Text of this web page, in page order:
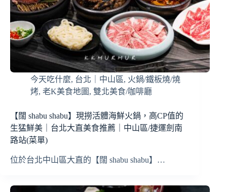
今天吃什麼, 台北｜中山區, 火鍋/鐵板燒/燒
烤, 老K美食地圖 , 雙北美食/咖啡廳
【闊 shabu shabu】現撈活體海鮮火鍋，高CP值的
生猛鮮美｜台北大直美食推薦｜中山區/捷運劍南
路站(菜單)
位於台北中山區大直的【闊 shabu shabu】…